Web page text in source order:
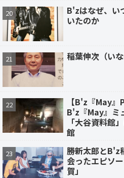
B'zはなぜ、い
いたのか
稲葉伸次（いな
【B'z『May』
B'z『May』ミ
「大谷資料館
館
勝新太郎とB'z
会ったエピソ
賀」